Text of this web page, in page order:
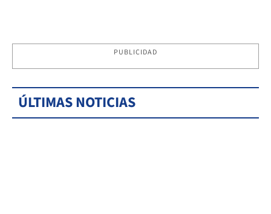
PUBLICIDAD
ÚLTIMAS NOTICIAS